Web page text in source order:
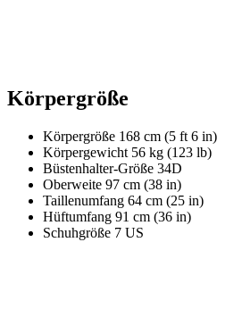
Körpergröße
Körpergröße 168 cm (5 ft 6 in)
Körpergewicht 56 kg (123 lb)
Büstenhalter-Größe 34D
Oberweite 97 cm (38 in)
Taillenumfang 64 cm (25 in)
Hüftumfang 91 cm (36 in)
Schuhgröße 7 US